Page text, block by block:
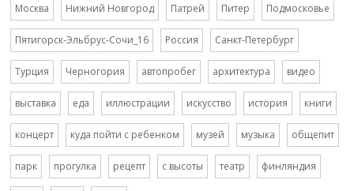
Москва Нижний Новгород Патрей Питер Подмосковье
Пятигорск-Эльбрус-Сочи_16 Россия Санкт-Петербург
Турция Черногория автопробег архитектура видео
выставка еда иллюстрации искусство история книги
концерт куда пойти с ребенком музей музыка общепит
парк прогулка рецепт с высоты театр финляндия